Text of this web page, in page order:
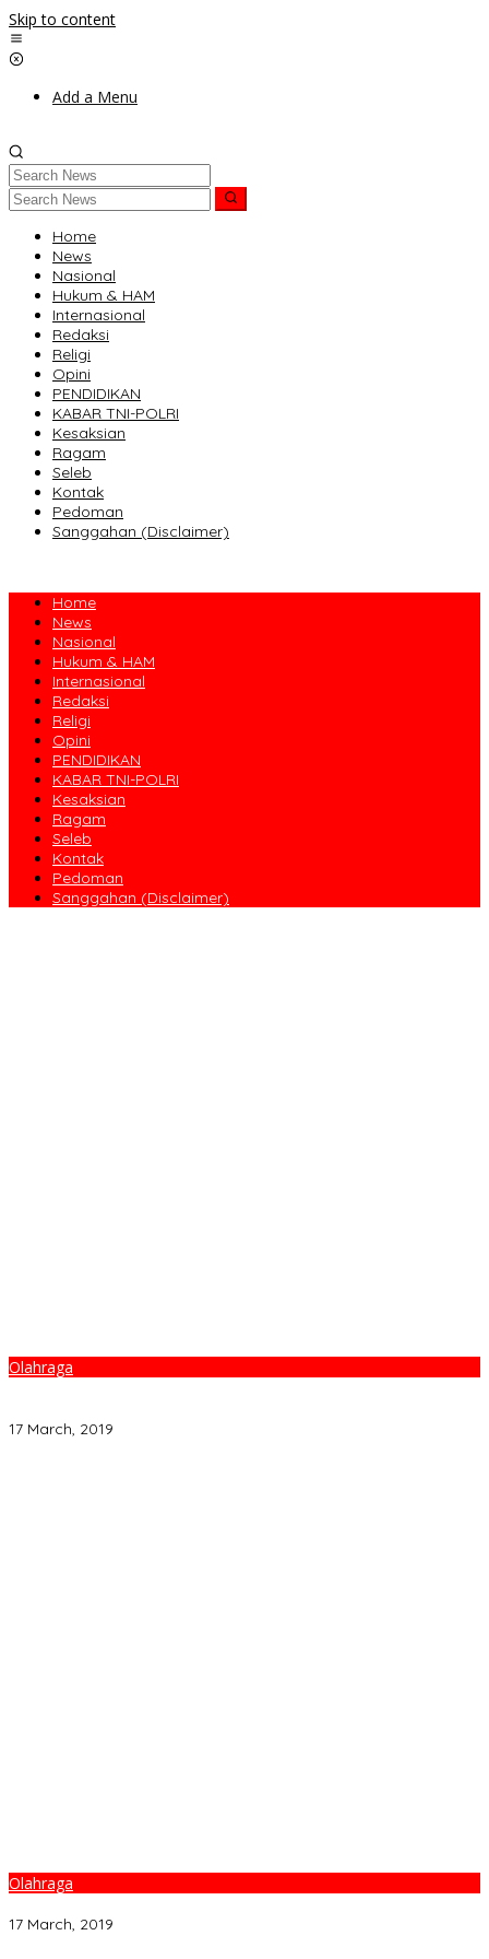
Skip to content
Add a Menu
Home
News
Nasional
Hukum & HAM
Internasional
Redaksi
Religi
Opini
PENDIDIKAN
KABAR TNI-POLRI
Kesaksian
Ragam
Seleb
Kontak
Pedoman
Sanggahan (Disclaimer)
Home
News
Nasional
Hukum & HAM
Internasional
Redaksi
Religi
Opini
PENDIDIKAN
KABAR TNI-POLRI
Kesaksian
Ragam
Seleb
Kontak
Pedoman
Sanggahan (Disclaimer)
Olahraga
17 March, 2019
Olahraga
17 March, 2019